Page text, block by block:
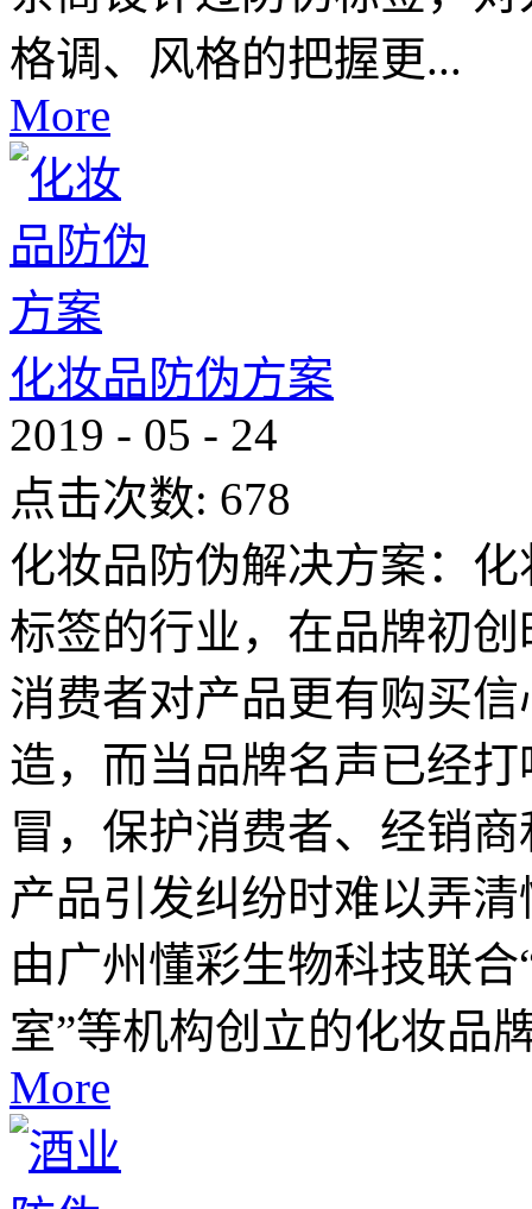
格调、风格的把握更...
More
化妆品防伪方案
2019 - 05 - 24
点击次数: 678
化妆品防伪解决方案：
标签的行业，在品牌初
消费者对产品更有购买
造，而当品牌名声已经
冒，保护消费者、经销
产品引发纠纷时难以
由广州懂彩生物科技联
室”等机构创立的化妆品
More